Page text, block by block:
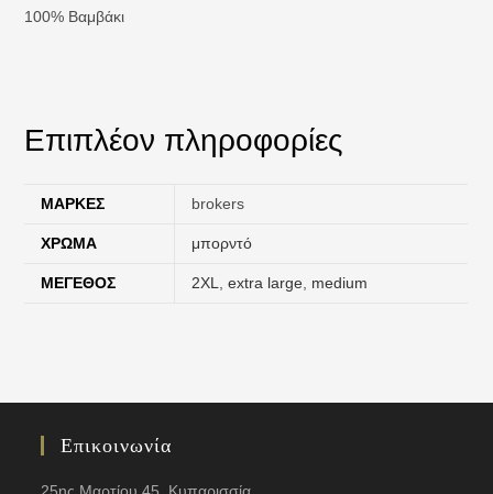
100% Βαμβάκι
Επιπλέον πληροφορίες
ΜΆΡΚΕΣ brokers
ΧΡΏΜΑ μπορντό
ΜΈΓΕΘΟΣ 2XL ,extra large medium
Επικοινωνία